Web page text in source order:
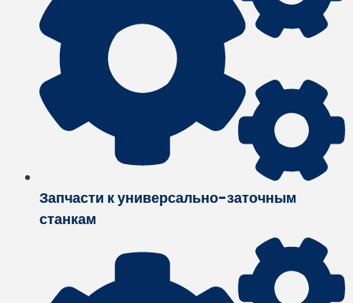
Запчасти к универсально-заточным
станкам